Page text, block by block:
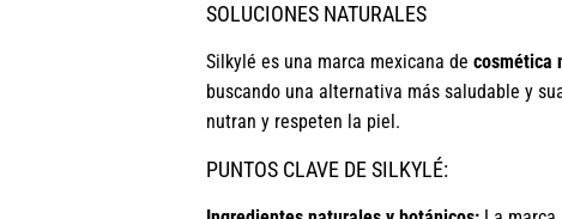
SOLUCIONES NATURALES
Silkylé es una marca mexicana de cosmética
buscando una alternativa más saludable y
nutran y respeten la piel.
PUNTOS CLAVE DE SILKYLÉ: